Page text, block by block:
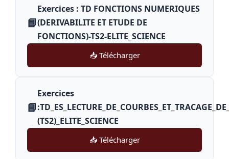
📘
Exercices : TD FONCTIONS NUMERIQUES
(DERIVABILITE ET ETUDE DE
FONCTIONS)-TS2-ELITE_SCIENCE
📥 Télécharger
📘
Exercices
(TS2)_ELITE_SCIENCE
📥 Télécharger